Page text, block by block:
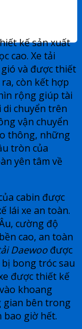
kế sản xuất
cao. Xe tải
và được thiết
còn kết hợp
rộng giúp tài
di chuyển trên
vận chuyển
thông, những
tròn của
yên tâm về
cabin được
lái xe an toàn.
cường độ
cao, an toàn
Daewoo được
bong tróc sau
được thiết kế
khoang
gian bên trong
bao giờ hết.